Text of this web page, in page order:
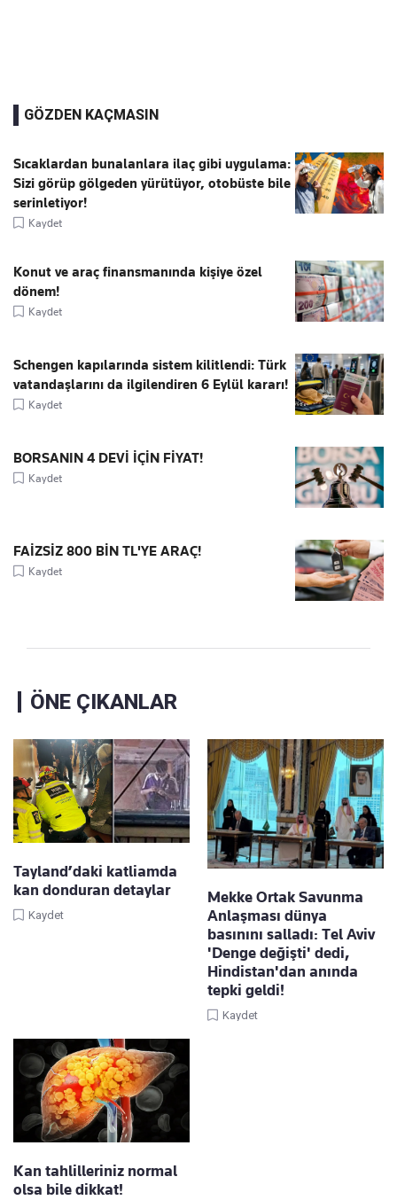
GÖZDEN KAÇMASIN
Sıcaklardan bunalanlara ilaç gibi uygulama:
Sizi görüp gölgeden yürütüyor, otobüste bile
serinletiyor!
Kaydet
Konut ve araç finansmanında kişiye özel
dönem!
Kaydet
Schengen kapılarında sistem kilitlendi: Türk
vatandaşlarını da ilgilendiren 6 Eylül kararı!
Kaydet
BORSANIN 4 DEVİ İÇİN FİYAT!
Kaydet
FAİZSİZ 800 BİN TL'YE ARAÇ!
Kaydet
ÖNE ÇIKANLAR
Tayland’daki katliamda
kan donduran detaylar
Kaydet
Mekke Ortak Savunma
Anlaşması dünya
basınını salladı: Tel Aviv
'Denge değişti' dedi,
Hindistan'dan anında
tepki geldi!
Kaydet
Kan tahlilleriniz normal
olsa bile dikkat!